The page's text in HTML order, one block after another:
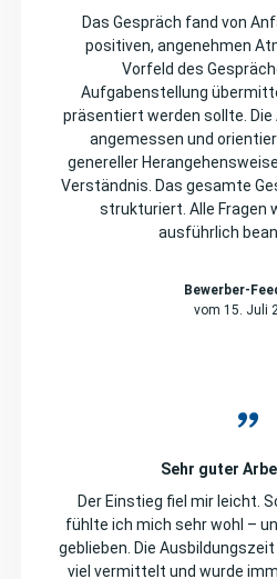
Das Gespräch fand von
positiven, angenehmen
Vorfeld des
Aufgabenstellung
präsentiert werden sollte.
angemessen und
genereller
Verständnis. Das gesamte
strukturiert. Alle Fragen
ausführlich
Bewerber-
vom 15. Juli
Sehr guter
Der Einstieg fiel mir leicht.
fühlte ich mich sehr wohl –
geblieben. Die
viel vermittelt und wurde